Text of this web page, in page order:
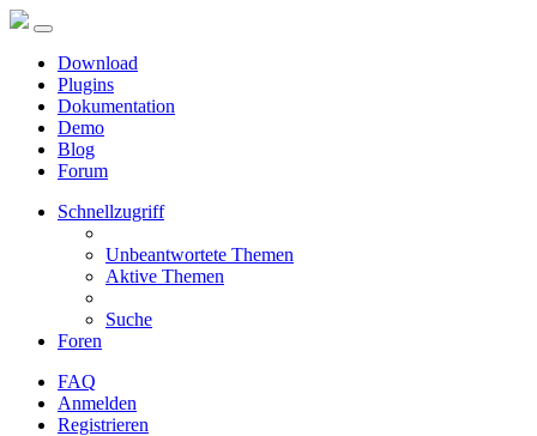
Download
Plugins
Dokumentation
Demo
Blog
Forum
Schnellzugriff
Unbeantwortete Themen
Aktive Themen
Suche
Foren
FAQ
Anmelden
Registrieren